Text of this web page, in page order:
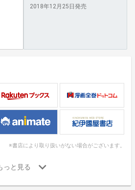
2018年12月25日発売
※書店により取り扱いがない場合がございます。